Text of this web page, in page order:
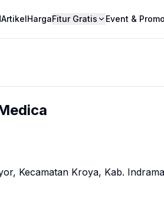
ArtikelHargaFitur Gratis Event & Promo
Kecamatan Kroya, Kab.